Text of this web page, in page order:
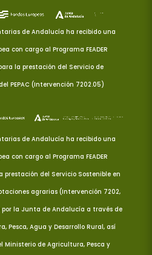
de Andalucía ha recibido una
con cargo al Programa FEADER
la prestación del Servicio de
PEPAC (Intervención 7202.05)
de Andalucía ha recibido una
con cargo al Programa FEADER
prestación del Servicio Sostenible en
agrarias (Intervención 7202,
la Junta de Andalucía a través de
Pesca, Agua y Desarrollo Rural, así
Ministerio de Agricultura, Pesca y